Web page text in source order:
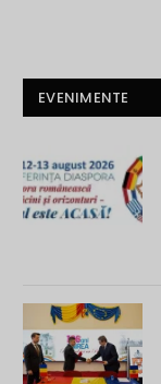
EVENIMENTE